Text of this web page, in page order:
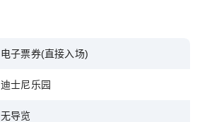
电子票券(直接入场)
迪士尼乐园
无导览